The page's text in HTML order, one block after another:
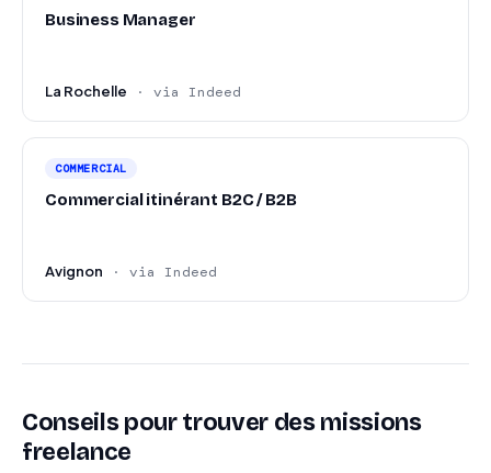
Business Manager
La Rochelle · via Indeed
COMMERCIAL
Commercial itinérant B2C / B2B
Avignon · via Indeed
Conseils pour trouver des missions
freelance